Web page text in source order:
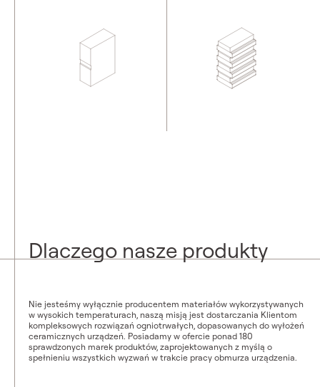
Dlaczego nasze produkty
Nie jesteśmy wyłącznie producentem materiałów wykorzystywanych
w wysokich temperaturach, naszą misją jest dostarczania Klientom
kompleksowych rozwiązań ogniotrwałych, dopasowanych do wyłożeń
ceramicznych urządzeń. Posiadamy w ofercie ponad 180
sprawdzonych marek produktów, zaprojektowanych z myślą o
spełnieniu wszystkich wyzwań w trakcie pracy obmurza urządzenia.